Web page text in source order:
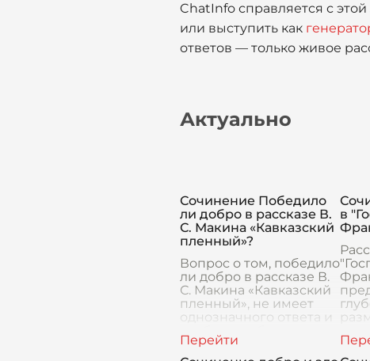
ChatInfo справляется с
или выступить как
ответов — только живое
Актуально
Сочинение Победило
ли добро в рассказе В.
С. Макина «Кавказский
пленный»?
Вопрос о том, победило
ли добро в рассказе В.
С. Макина «Кавказский
пленный», не имеет
однозначного ответа и
анализа текста,
персонажей и мотивов,
в